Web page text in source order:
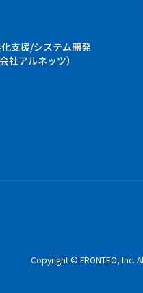
化支援/システム開発
社アルネッツ）
Copyright © FRONTEO, Inc.